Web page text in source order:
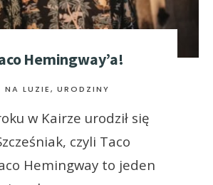
Hemingway’a!
NA LUZIE, URODZINY
w Kairze urodził się
czyli Taco
Hemingway to jeden